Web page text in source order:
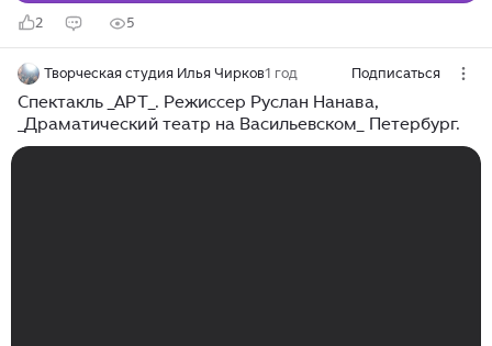
2 5
Творческая студия Илья Чирков1 год Подписаться
Спектакль _АРТ_. Режиссер Руслан Нанава,
_Драматический театр на Васильевском_ Петербург.